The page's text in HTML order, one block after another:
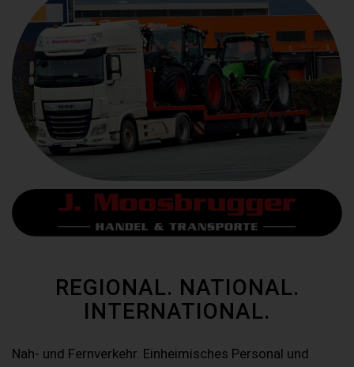
REGIONAL. NATIONAL.
INTERNATIONAL.
Nah- und Fernverkehr. Einheimisches Personal und